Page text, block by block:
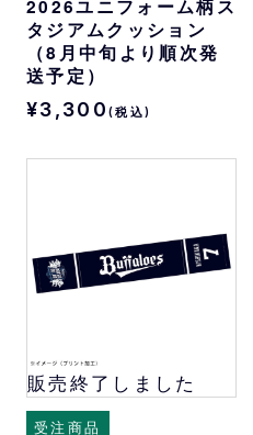
2026ユニフォーム柄ス
タジアムクッション
（8月中旬より順次発
送予定）
¥3,300 (税込)
販売終了しました
受注商品